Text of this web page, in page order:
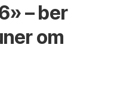
– ber
om